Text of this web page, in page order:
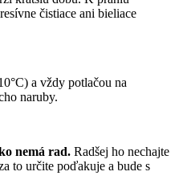
čistiace ani bieliace
a vždy potlačou na
naruby.
nemá rad. Radšej ho nechajte
to určite poďakuje a bude s